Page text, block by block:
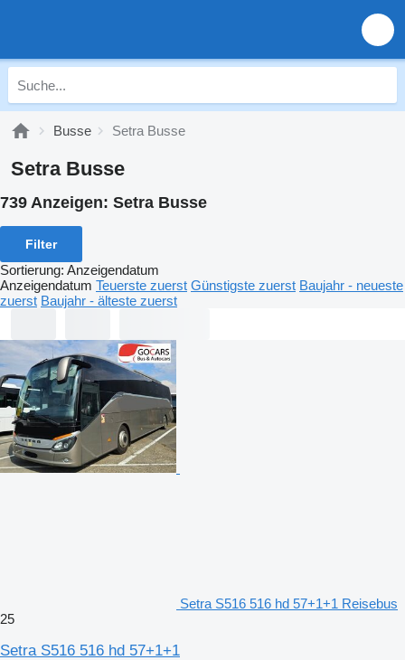
Busse Setra Busse
Setra Busse
739 Anzeigen: Setra Busse
Filter
Sortierung: Anzeigendatum
Anzeigendatum Teuerste zuerst Günstigste zuerst Baujahr - neueste
zuerst Baujahr - älteste zuerst
Setra S516 516 hd 57+1+1 Reisebus
25
Setra S516 516 hd 57+1+1